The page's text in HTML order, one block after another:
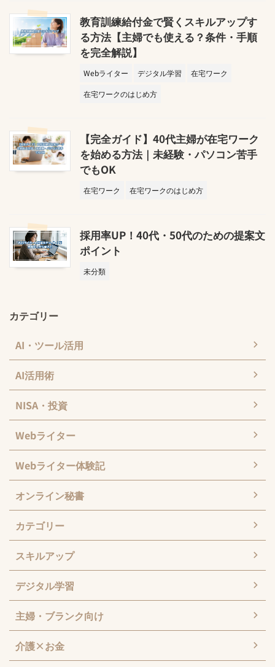
教育訓練給付金で賢くスキルアップす
る方法【主婦でも使える？条件・手順
を完全解説】
Webライター デジタル学習
在宅ワーク
在宅ワークのはじめ方
【完全ガイド】40代主婦が在宅ワーク
を始める方法｜未経験・パソコン苦手
でもOK
在宅ワーク 在宅ワークのはじめ方
採用率UP！40代・50代のための提案文
ポイント
未分類
カテゴリー
AI・ツール活用
AI活用術
NISA・投資
Webライター
Webライター体験記
オンライン秘書
カテゴリー
スキルアップ
デジタル学習
主婦・ブランク向け
介護×お金